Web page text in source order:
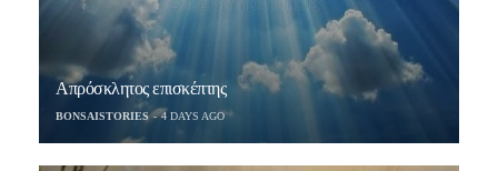
Απρόσκλητος επισκέπτης
BONSAISTORIES 4 DAYS AGO